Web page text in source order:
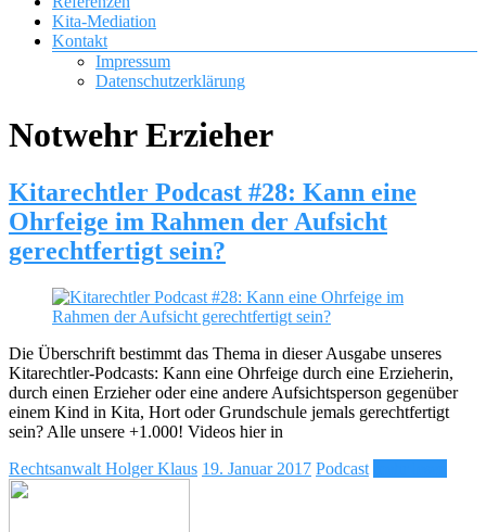
Kita-Mediation
Kontakt
Impressum
Datenschutzerklärung
Notwehr Erzieher
Kitarechtler Podcast #28: Kann eine
Ohrfeige im Rahmen der Aufsicht
gerechtfertigt sein?
Die Überschrift bestimmt das Thema in dieser Ausgabe unseres
Kitarechtler-Podcasts: Kann eine Ohrfeige durch eine Erzieherin,
durch einen Erzieher oder eine andere Aufsichtsperson gegenüber
einem Kind in Kita, Hort oder Grundschule jemals gerechtfertigt
sein? Alle unsere +1.000! Videos hier in
Rechtsanwalt Holger Klaus 19. Januar 2017 Podcast